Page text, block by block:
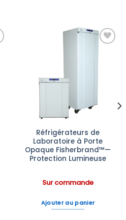
Réfrigérateurs de
Laboratoire à Porte
Opaque Fisherbrand™—
Protection Lumineuse
Sur commande
Ajouter au panier